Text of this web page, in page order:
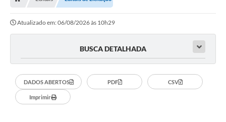
Atualizado em: 06/08/2026 às 10h29
BUSCA DETALHADA
DADOS ABERTOS PDF CSV
Imprimir